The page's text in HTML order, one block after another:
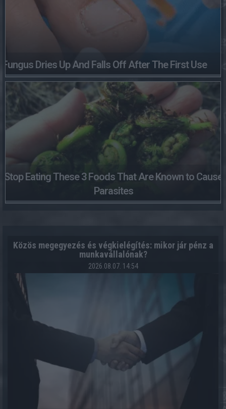
Fungus Dries Up And Falls Off After The First Use
Stop Eating These 3 Foods That Are Known to Cause
Parasites
Közös megegyezés és végkielégítés: mikor jár pénz a
munkavállalónak?
2026.08.07. 14:54